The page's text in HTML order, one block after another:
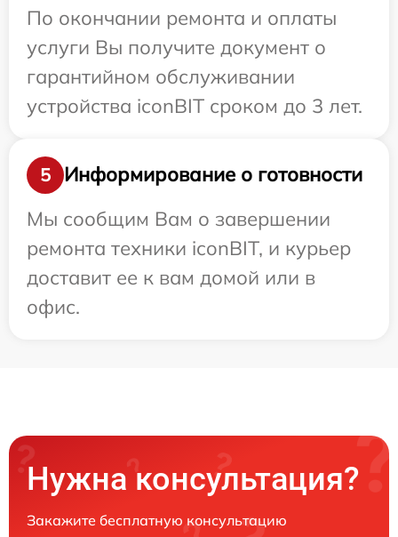
По окончании ремонта и оплаты
услуги Вы получите документ о
гарантийном обслуживании
устройства iconBIT сроком до 3 лет.
5
Информирование о готовности
Мы сообщим Вам о завершении
ремонта техники iconBIT, и курьер
доставит ее к вам домой или в
офис.
Нужна консультация?
Закажите бесплатную консультацию